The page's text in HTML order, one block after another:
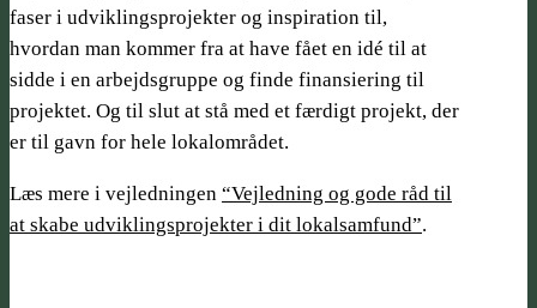
faser i udviklings­projekter og inspiration til,
hvordan man kommer fra at have fået en idé til at
sidde i en arbejdsgruppe og finde finansiering til
projektet. Og til slut at stå med et færdigt projekt, der
er til gavn for hele lokalområdet.
Læs mere i vejledningen “Vejledning og gode råd til
at skabe udviklingsprojekter i dit lokalsamfund”.